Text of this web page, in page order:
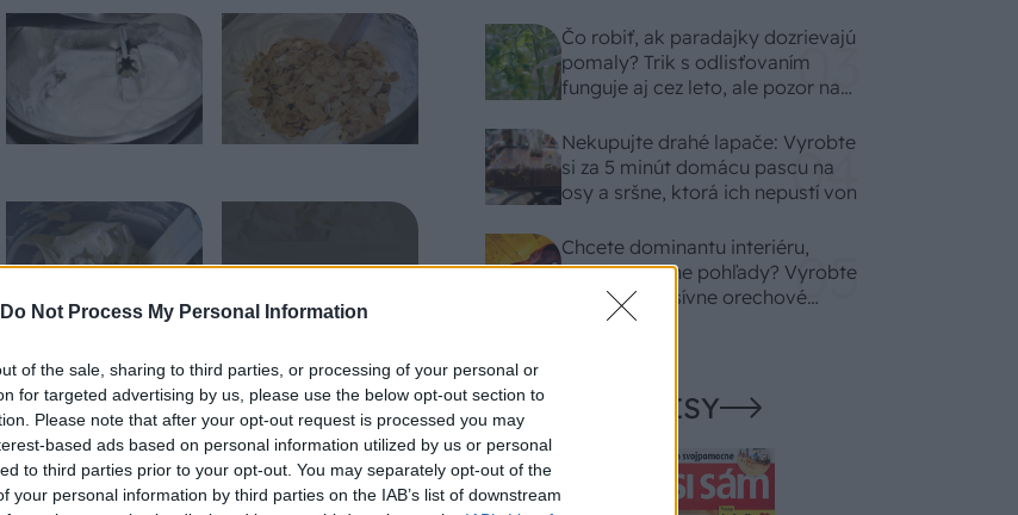
Do Not Process My Personal Information
of the sale, sharing to third parties, or processing of your personal or
for targeted advertising by us, please use the below opt-out section to
Please note that after your opt-out request is processed you may
based ads based on personal information utilized by us or personal
to third parties prior to your opt-out. You may separately opt-out of the
your personal information by third parties on the IAB’s list of downstream
Čo robiť, ak paradajky dozrievajú
pomaly? Trik s odlisťovaním
funguje aj cez leto, ale pozor na
Nekupujte drahé lapače: Vyrobte
si za 5 minút domácu pascu na
osy a sršne, ktorá ich nepustí von
Chcete dominantu interiéru,
ktorá pritiahne pohľady? Vyrobte
si takéto masívne orechové
svietidlo
NAŠE ČASOPISY